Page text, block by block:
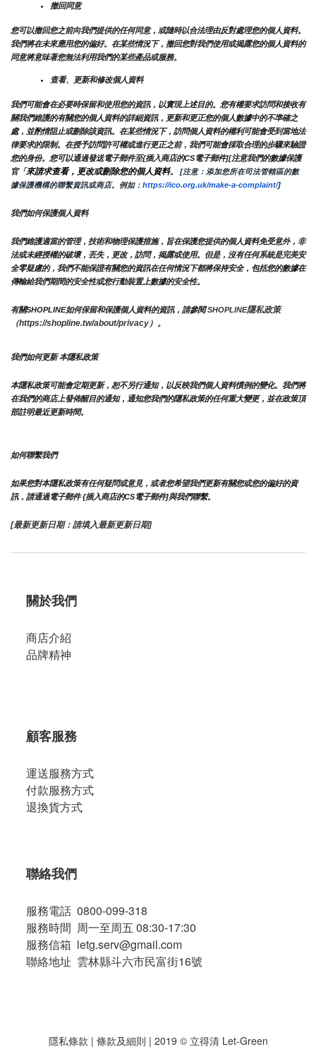
撤回同意
您可以撤回您之前向我們提供的任何同意，或隨時以合法理由反對處理您的個人資料。
我們將在未來應用您的偏好。在某些情況下，撤回您對我們使用或揭露您的個人資料的
同意將意味著您無法利用我們的某些產品或服務。
查看、更新和修改個人資料
我們可能會在必要時保留和使用您的資訊，以實現上述目的。您有權要求訪問和接收有
關我們維護的有關您的個人資料的詳細資訊，更新和更正您的個人數據中的不準確之
處，並酌情阻止或刪除該資訊。在某些情況下，訪問個人資料的權利可能會受到當地法
律要求的限制。在授予訪問許可權或進行更正之前，我們可能會採取合理的步驟來驗證
您的身份。您可以通過發送電子郵件至{插入商店的CS電子郵件][注意我們的數據保護
官「來請求查看，更改或刪除您的個人資料。
[注意：添加您所在司法管轄區的數
據保護機構的聯繫資訊或商店。例如： https://ico.org.uk/make-a-complaint/]
我們如何保護個人資料
我們維護適當的管理，技術和物理保護措施，旨在保護您提供的個人資料免受意外，非
法或未經授權的破壞，丟失，更改，訪問，揭露或使用。但是，沒有任何系統是完美安
全零疑慮的，我們不能保證有關您的資訊在任何情況下都將保持安全，包括您的數據在
傳輸給我們期間的安全性或您行動裝置上數據的安全性。
有關SHOPLINE如何保留和保護個人資料的資訊，請參閱 SHOPLINE隱私政策
（https://shopline.tw/about/privacy）。
我們如何更新 本隱私政策
本隱私政策可能會定期更新，恕不另行通知，以反映我們個人資料慣例的變化。我們將
在我們的商店上發佈醒目的通知，通知您我們的隱私政策的任何重大變更，並在政策頂
部註明最近更新時間。
如何聯繫我們
如果您對本隱私政策有任何疑問或意見，或者您希望我們更新有關您或您的偏好的資
訊，請通過電子郵件 {插入商店的CS電子郵件]與我們聯繫。
[最新更新日期：請填入最新更新日期]
關於我們
商店介紹
品牌精神
顧客服務
運送服務方式
付款服務方式
退換貨方式
聯絡我們
服務電話 0800-099-318
服務時間 周一至周五 08:30-17:30
服務信箱 letg.serv@gmail.com
聯絡地址 雲林縣斗六市民富街16號
隱私條款 | 條款及細則 | 2019 © 立得清 Let-Green